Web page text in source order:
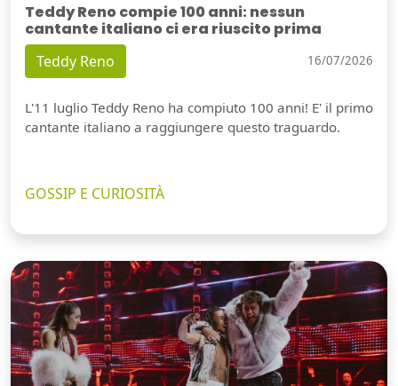
Teddy Reno compie 100 anni: nessun
cantante italiano ci era riuscito prima
Teddy Reno 16/07/2026
L'11 luglio Teddy Reno ha compiuto 100 anni! E' il primo
cantante italiano a raggiungere questo traguardo.
GOSSIP E CURIOSITÀ